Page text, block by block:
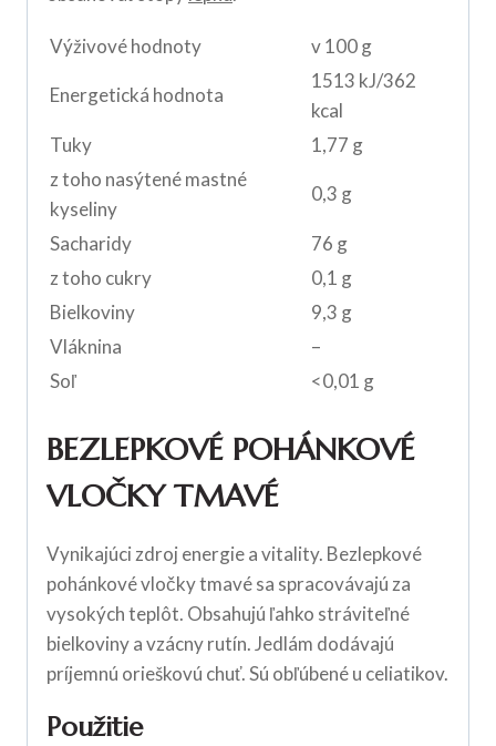
Výživové hodnoty v 100 g
Energetická hodnota
1513 kJ/362
kcal
Tuky
1,77 g
z toho nasýtené mastné
kyseliny
0,3 g
Sacharidy
76 g
z toho cukry
0,1 g
Bielkoviny
9,3 g
Vláknina
–
Soľ
<0,01 g
BEZLEPKOVÉ POHÁNKOVÉ
VLOČKY TMAVÉ
Vynikajúci zdroj energie a vitality. Bezlepkové
pohánkové vločky tmavé sa spracovávajú za
vysokých teplôt. Obsahujú ľahko stráviteľné
bielkoviny a vzácny rutín. Jedlám dodávajú
príjemnú orieškovú chuť. Sú obľúbené u celiatikov.
Použitie